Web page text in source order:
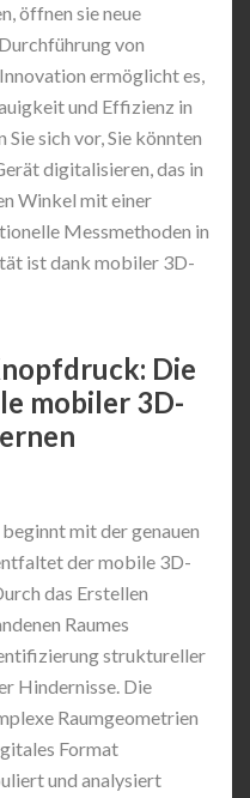
öffnen sie neue
von
ermöglicht es,
und Effizienz in
sich vor, Sie könnten
digitalisieren, das in
Winkel mit einer
Messmethoden in
ist dank mobiler 3D-
Die
mobiler 3D-
mit der genauen
der mobile 3D-
das Erstellen
Raumes
struktureller
Hindernisse. Die
Raumgeometrien
Format
und analysiert